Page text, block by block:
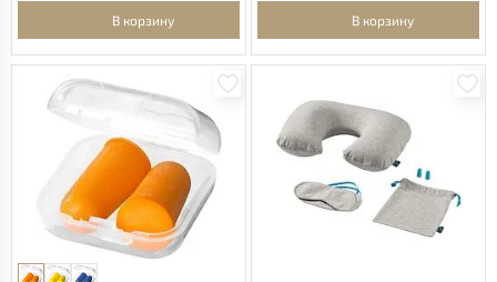
В корзину В корзину